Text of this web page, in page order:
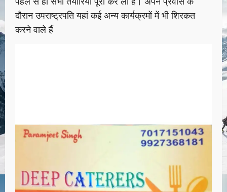
दौरान उपराष्ट्रपति यहां कई अन्य कार्यक्रमों में भी शिरकत
करने वाले हैं